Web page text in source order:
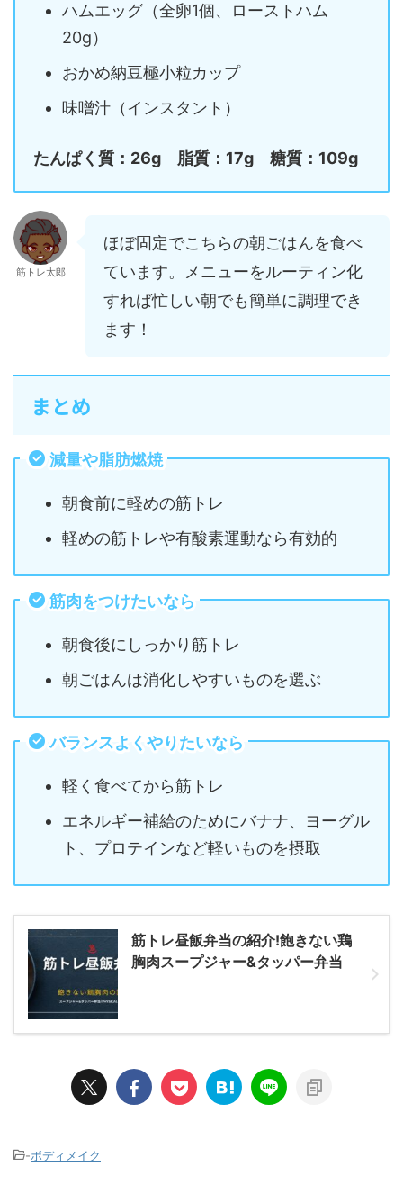
ハムエッグ（全卵1個、ローストハム
20g）
おかめ納豆極小粒カップ
味噌汁（インスタント）
たんぱく質：26g 脂質：17g 糖質：109g
筋トレ太郎
ほぼ固定でこちらの朝ごはんを食べ
ています。メニューをルーティン化
すれば忙しい朝でも簡単に調理でき
ます！
まとめ
減量や脂肪燃焼
朝食前に軽めの筋トレ
軽めの筋トレや有酸素運動なら有効的
筋肉をつけたいなら
朝食後にしっかり筋トレ
朝ごはんは消化しやすいものを選ぶ
バランスよくやりたいなら
軽く食べてから筋トレ
エネルギー補給のためにバナナ、ヨーグル
ト、プロテインなど軽いものを摂取
筋トレ昼飯弁当の紹介!飽きない鶏
胸肉スープジャー&タッパー弁当
-ボディメイク